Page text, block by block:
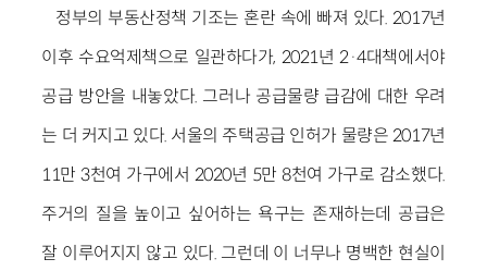
정부의 부동산정책 기조는 혼란 속에 빠져 있다. 2017년
이후 수요억제책으로 일관하다가, 2021년 2·4대책에서야
공급 방안을 내놓았다. 그러나 공급물량 급감에 대한 우려
는 더 커지고 있다. 서울의 주택공급 인허가 물량은 2017년
11만 3천여 가구에서 2020년 5만 8천여 가구로 감소했다.
주거의 질을 높이고 싶어하는 욕구는 존재하는데 공급은
잘 이루어지지 않고 있다. 그런데 이 너무나 명백한 현실이